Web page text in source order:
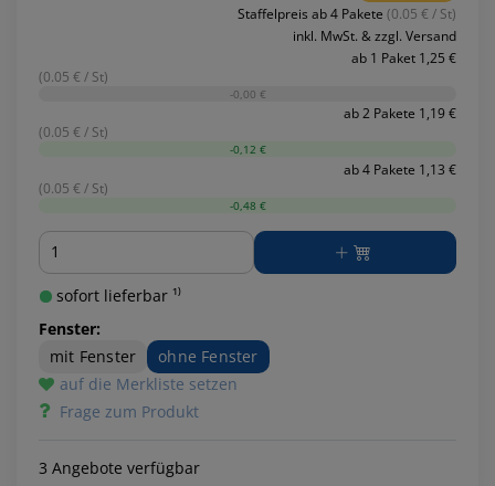
Staffelpreis ab 4 Pakete (0.05 € / St)
inkl. MwSt. & zzgl. Versand
ab 1 Paket 1,25 €
(0.05 € / St)
-0,00 €
ab 2 Pakete 1,19 €
(0.05 € / St)
-0,12 €
ab 4 Pakete 1,13 €
(0.05 € / St)
-0,48 €
Menge
sofort lieferbar ¹⁾
Fenster:
mit Fenster
ohne Fenster
auf die Merkliste setzen
Frage zum Produkt
3 Angebote verfügbar